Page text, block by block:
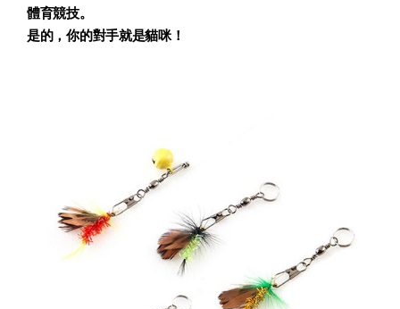
體育競技。
是的，你的對手就是貓咪！